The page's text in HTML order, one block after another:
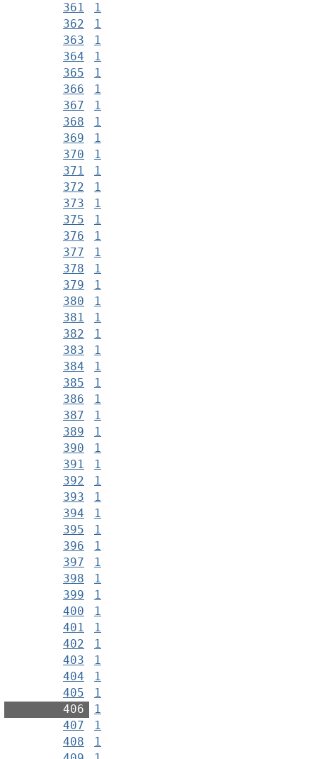
361
1
362
1
363
1
364
1
365
1
366
1
367
1
368
1
369
1
370
1
371
1
372
1
373
1
375
1
376
1
377
1
378
1
379
1
380
1
381
1
382
1
383
1
384
1
385
1
386
1
387
1
389
1
390
1
391
1
392
1
393
1
394
1
395
1
396
1
397
1
398
1
399
1
400
1
401
1
402
1
403
1
404
1
405
1
406
1
407
1
408
1